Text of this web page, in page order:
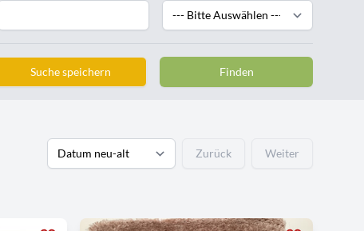
Suche speichern Finden
Zurück Weiter